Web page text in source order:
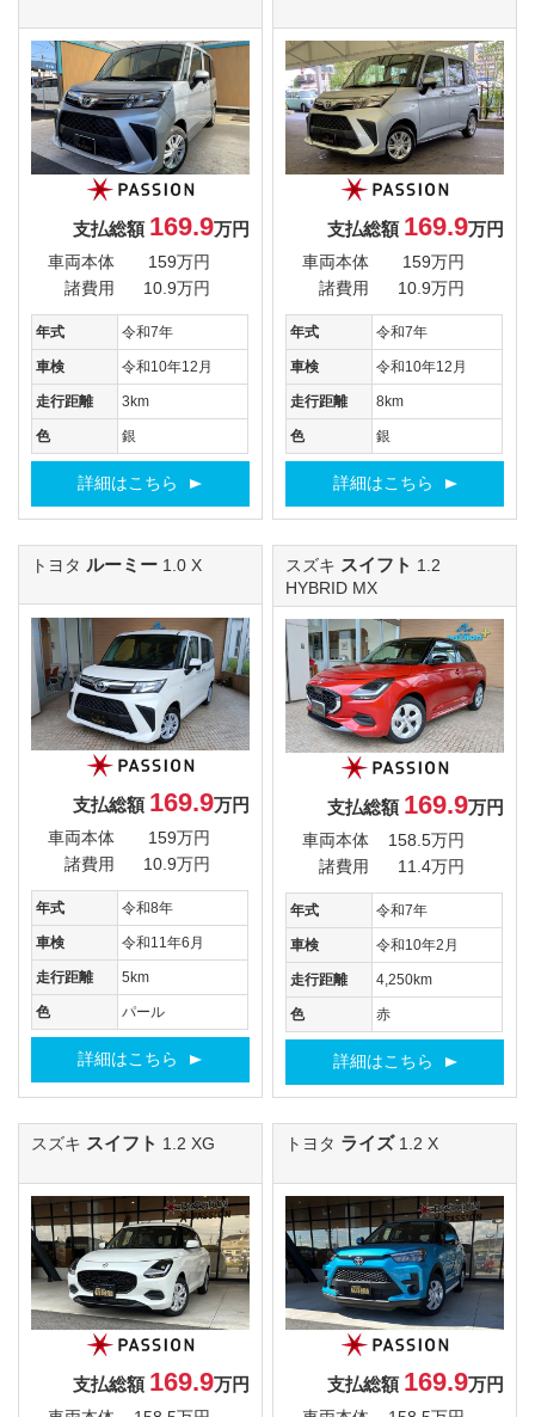
支払総額 169.9万円
車両本体
159万円
諸費用
10.9万円
年式 令和7年
車検 令和10年12月
走行距離 3km
色 銀
詳細はこちら
支払総額 169.9万円
車両本体
159万円
諸費用
10.9万円
年式 令和7年
車検 令和10年12月
走行距離 8km
色 銀
詳細はこちら
トヨタ ルーミー 1.0 X
支払総額 169.9万円
車両本体
159万円
諸費用
10.9万円
年式 令和8年
車検 令和11年6月
走行距離 5km
色 パール
詳細はこちら
スズキ スイフト 1.2
HYBRID MX
支払総額 169.9万円
車両本体
158.5万円
諸費用
11.4万円
年式 令和7年
車検 令和10年2月
走行距離 4,250km
色 赤
詳細はこちら
スズキ スイフト 1.2 XG
支払総額 169.9万円
トヨタ ライズ 1.2 X
支払総額 169.9万円